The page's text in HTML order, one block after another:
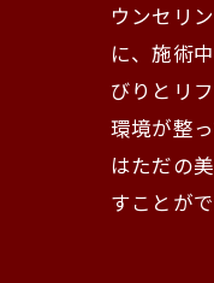
ウンセリ
に、施術
びりとリ
環境が整
はただの
すことがで